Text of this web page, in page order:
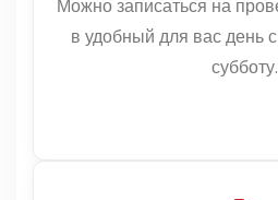
Можно записаться на
в удобный для вас день
субботу.